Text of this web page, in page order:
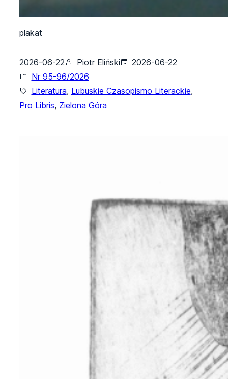
plakat
2026-06-22 Piotr Eliński
2026-06-22
Nr 95-96/2026
Literatura, Lubuskie Czasopismo Literackie,
Pro Libris, Zielona Góra